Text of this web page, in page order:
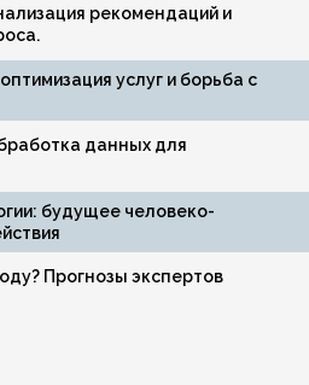
рекомендаций и
услуг и борьба с
данных для
будущее человеко-
Прогнозы экспертов